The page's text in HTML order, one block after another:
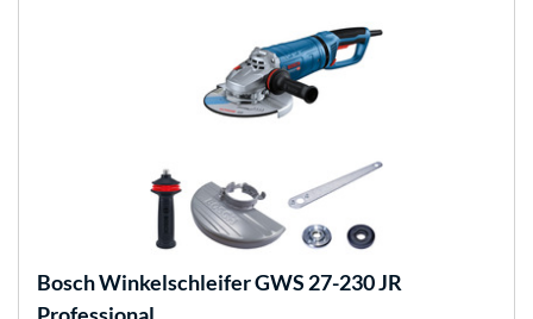
BoschWinkelschleifer GWS 27-230 JR